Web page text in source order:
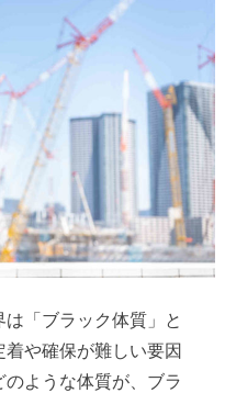
「ブラック体質」と
や確保が難しい要因
ような体質が、ブラ